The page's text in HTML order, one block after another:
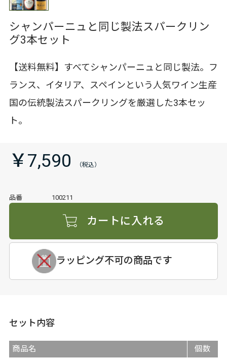
シャンパーニュと同じ製法スパークリン
グ3本セット
【送料無料】すべてシャンパーニュと同じ製法。フ
ランス、イタリア、スペインという人気ワイン生産
国の伝統製法スパークリングを厳選した3本セッ
ト。
￥7,590
品番 100211
カートに入れる
ラッピング不可の商品です
セット内容
商品名
個数